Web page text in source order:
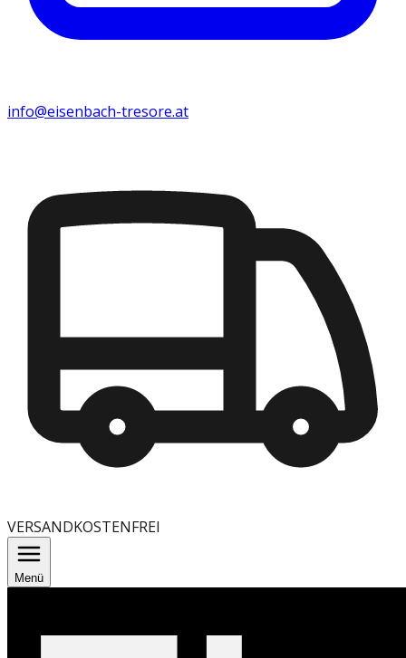
info@eisenbach-tresore.at
VERSANDKOSTENFREI
Menü